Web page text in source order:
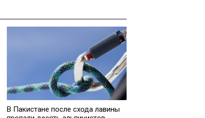
В Пакистане после схода лавины